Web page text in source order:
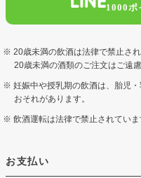
1000ポ
20歳未満の飲酒は法律で禁止され
20歳未満の酒類のご注文はご遠慮
妊娠中や授乳期の飲酒は、胎児
おそれがあります。
飲酒運転は法律で禁止されていま
お支払い